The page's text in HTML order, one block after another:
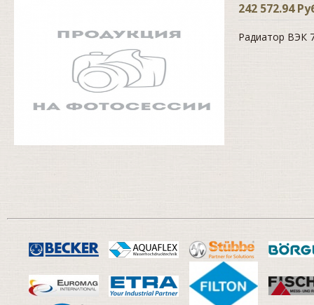
242 572.94
Радиатор ВЭК